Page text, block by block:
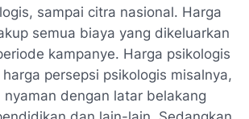
sampai citra nasional. Harga
semua biaya yang dikeluarkan
kampanye. Harga psikologis
persepsi psikologis misalnya,
nyaman dengan latar belakang